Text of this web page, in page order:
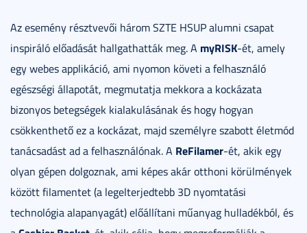
Az esemény résztvevői három SZTE HSUP alumni csapat
inspiráló előadását hallgathatták meg. A myRISK-ét, amely
egy webes applikáció, ami nyomon követi a felhasználó
egészségi állapotát, megmutatja mekkora a kockázata
bizonyos betegségek kialakulásának és hogy hogyan
csökkenthető ez a kockázat, majd személyre szabott életmód
tanácsadást ad a felhasználónak. A ReFilamer-ét, akik egy
olyan gépen dolgoznak, ami képes akár otthoni körülmények
között filamentet (a legelterjedtebb 3D nyomtatási
technológia alapanyagát) előállítani műanyag hulladékból, és